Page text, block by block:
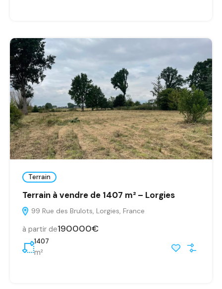
Terrain
Terrain à vendre de 1407 m² – Lorgies
99 Rue des Brulots, Lorgies, France
à partir de190000€
1407
m²